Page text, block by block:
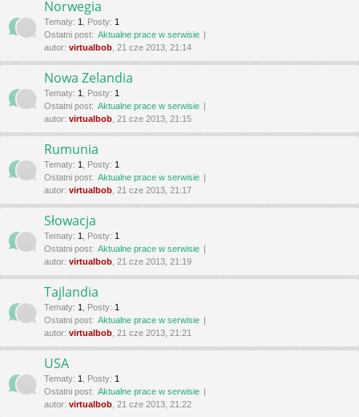
Norwegia
Tematy: 1 Posty: 1
Ostatni post: Aktualne prace w serwisie
autor: virtualbob , 21 cze 2013, 21:14
Nowa Zelandia
Tematy: 1 Posty: 1
Ostatni post: Aktualne prace w serwisie
autor: virtualbob , 21 cze 2013, 21:15
Rumunia
Tematy: 1 Posty: 1
Ostatni post: Aktualne prace w serwisie
autor: virtualbob , 21 cze 2013, 21:17
Słowacja
Tematy: 1 Posty: 1
Ostatni post: Aktualne prace w serwisie
autor: virtualbob , 21 cze 2013, 21:19
Tajlandia
Tematy: 1 Posty: 1
Ostatni post: Aktualne prace w serwisie
autor: virtualbob , 21 cze 2013, 21:21
USA
Tematy: 1 Posty: 1
Ostatni post: Aktualne prace w serwisie
autor: virtualbob , 21 cze 2013, 21:22